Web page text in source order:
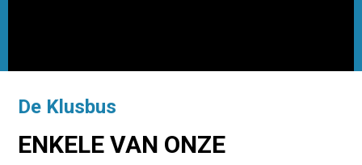
De Klusbus
ENKELE VAN ONZE